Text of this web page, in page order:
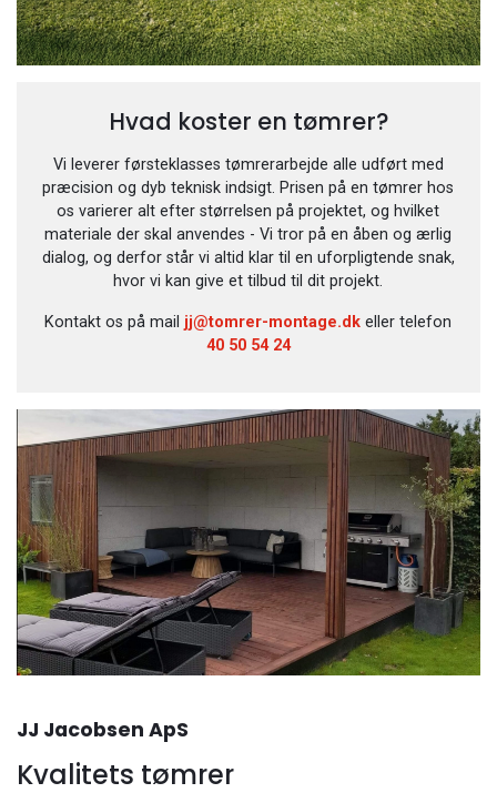
Hvad koster en tømrer?
Vi leverer førsteklasses tømrerarbejde alle udført med
præcision og dyb teknisk indsigt. Prisen på en tømrer hos
os varierer alt efter størrelsen på projektet, og hvilket
materiale der skal anvendes - Vi tror på en åben og ærlig
dialog, og derfor står vi altid klar til en uforpligtende snak,
hvor vi kan give et tilbud til dit projekt.
Kontakt os på mail jj@tomrer-montage.dk eller telefon
40 50 54 24
JJ Jacobsen ApS
Kvalitets tømrer